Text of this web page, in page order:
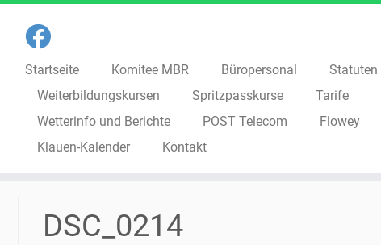
Startseite Komitee MBR Büropersonal Statuten
Weiterbildungskursen
Spritzpasskurse Tarife
Wetterinfo und Berichte
POST Telecom Flowey
Klauen-Kalender
Kontakt
DSC_0214